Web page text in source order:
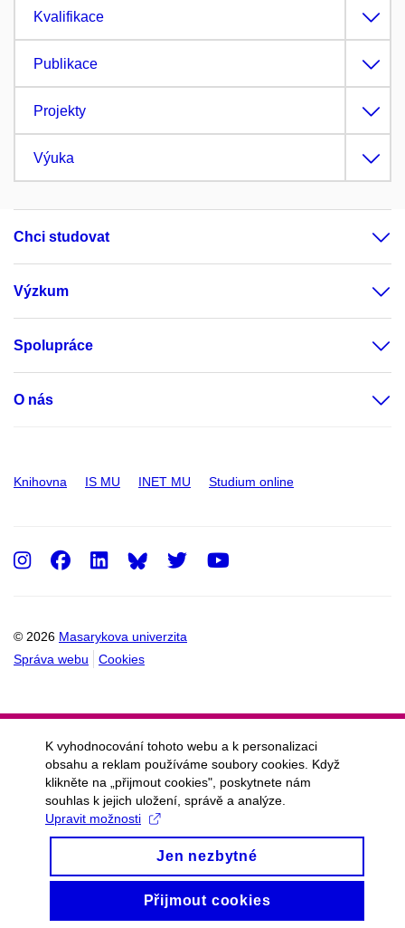
Kvalifikace
Publikace
Projekty
Výuka
Chci studovat
Výzkum
Spolupráce
O nás
Knihovna IS MU INET MU Studium online
© 2026 Masarykova univerzita
Správa webu
Cookies
Instagram
Facebook
LinkedInTwitter
K vyhodnocování tohoto webu a k personalizaci
obsahu a reklam používáme soubory cookies. Když
klikněte na „přijmout cookies", poskytnete nám
souhlas k jejich uložení, správě a analýze.
Upravit možnosti
Jen nezbytné
Přijmout cookies